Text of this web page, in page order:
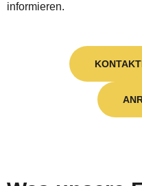
informieren.